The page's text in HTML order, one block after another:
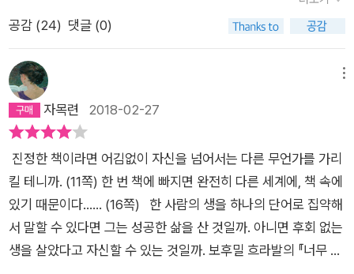
는 것이 보였다. 그녀가 내 쪽으로 다가올수록 여자들의 웃음이
더 자지러졌다. 남자들도 뒤로 벌렁 나자빠지며 신문으로 얼굴을
가린 채 열심히 읽는 척하거나 차라리 눈을 감았다. 마침내 만차
가 내 곁을 지나가는 순간 나는 보았다. 그녀가 신은 한쪽 스키,
그러니까 발꿈치 바로 뒤쪽에 큼직한 똥이 얹혀 있는 것을. 야로
슬라프 브르흘리츠키의 아름다운 시에도 나오는, 문진만큼이나
큰 똥......나는 대번에 이해했다. 만차의 삶에서 이제 제 2막이 시
작되었다는 것을. 명예를 지키지 못하고 치욕을 견뎌야 하리라고
예견된 삶이었다. 이 똥스키 사건에서 한탸는 '하늘은 인간적이
지 않으며, 사고하는 인간 역시 마찬가지다'라고 생각한다. 폐지
쥐들은 전쟁을 벌였고, 결국 검은 시궁쥐가 패배했다. 시궁쥐는
발은 법학을 공부했던 지식인이었다. 그 역시 이런 시대 속에서
자유로울 수 없었고, 다른 지식인들처럼 수많은 직업을 전전했다.
폐지 작업공은 그 중 하나였다. 소설에는 시대를 관통했던 작가의
경험과 사유가 고스란히 녹아있다. 한탸는 압축기의 버튼을 번갈
아 누르며 책과 폐지를 정육면체 꾸러미로 만들었다. 기계가 작동
하는 사이 그는 단지에 받아 놓은 맥주를 마셨고, 버려진 책들을
펼쳐 읽곤 했다. “사상이 내 안에 알코올처럼 녹아들 때까지. 문
장은 천천히 스며들어 나의 뇌와 심장을 적실 뿐 아니라 혈관 깊
숙이 모세혈관까지 비집고 들어온다.”(10) 이것이 그의 책읽기
쌓인다. 그런 한타가 상사는 늘 불만이다. 한타가 바라는 꿈은, 자
신의 외삼촌과 같은 모습일 것이다. 40년을 철도역에서 근무하
다, 퇴직 후엔 아예 자신의 마당에 철길을 깐다. 그 옆에 자신의
압축기를 놓고 노년을 보내는 것이 한타의 꿈이다. 상사의 지적질
도 받지 않고 시간에 구애도 받지 않으며, 자신의 작품을 만들고
싶어한다. 어울리는 책들과 사상들로, 어울리는 표지로 꾸민 압축
들을 찾아달라 호소하는 학자, 폐지를 들고 오는 집시여인들, 그
리고 쥐들과 벌레들.한타의 집들도 곧 무너질 듯 아슬아슬하다.
한타가 버리지 못하고 쌓아올린 책들이 미로처럼 한타를 감싼
다.“햇빛에 눈이 부셔 어디로 가야 할지 모르는 채 그 곳에 남아
있었다. 내가 신봉했던 책들의 어느 구절도, 내 존재를 온통 뒤흔
공감 (24) 댓글 (0)
자목련 2018-02-27
진정한 책이라면 어김없이 자신을 넘어서는 다른 무언가를 가리
킬 테니까. (11쪽) 한 번 책에 빠지면 완전히 다른 세계에, 책 속에
있기 때문이다…… (16쪽) 한 사람의 생을 하나의 단어로 집약해
서 말할 수 있다면 그는 성공한 삶을 산 것일까. 아니면 후회 없는
생을 살았다고 자신할 수 있는 것일까. 보후밀 흐라발의 『너무 시